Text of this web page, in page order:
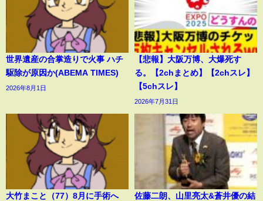
世界遺産の合掌造りで火事 ハチ
駆除が原因か(ABEMA TIMES)
2026年8月1日
【悲報】大阪万博、大爆死す
る。【2chまとめ】【2chスレ】
【5chスレ】
2026年7月31日
大竹まこと（77）8月に手術へ 佐藤二朗、山里亮太&蒼井優の結